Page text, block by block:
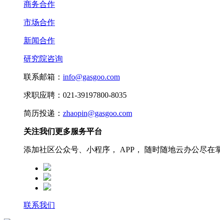
商务合作
市场合作
新闻合作
研究院咨询
联系邮箱： info@gasgoo.com
求职应聘：021-39197800-8035
简历投递： zhaopin@gasgoo.com
关注我们更多服务平台
添加社区公众号、小程序， APP， 随时随地云办公尽在
联系我们